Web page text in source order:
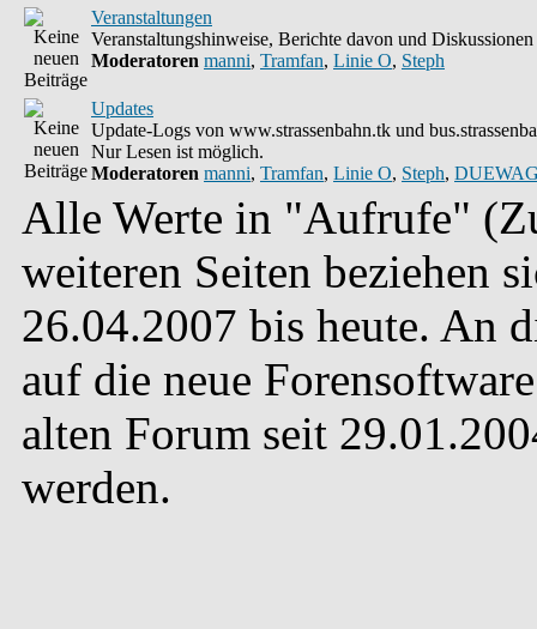
Veranstaltungen
Veranstaltungshinweise, Berichte davon und Diskussionen
Moderatoren manni, Tramfan, Linie O, Steph
Updates
Update-Logs von www.strassenbahn.tk und
Nur Lesen ist möglich.
Moderatoren manni, Tramfan, Linie O, Steph,
Alle Werte in "Aufrufe"
weiteren Seiten beziehen
26.04.2007 bis heute. An
auf die neue
alten Forum seit
werden.